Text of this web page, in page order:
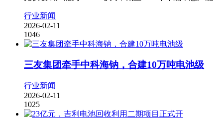
行业新闻
2026-02-11
1046
三友集团牵手中科海钠，合建10万吨电池级
行业新闻
2026-02-11
1025